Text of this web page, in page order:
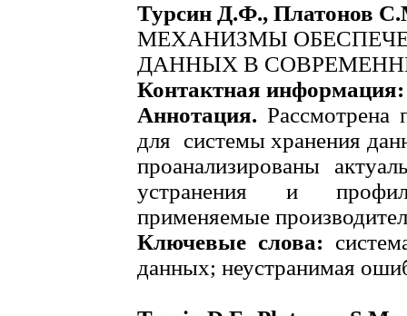
Турсин Д.Ф., Платонов
МЕХАНИЗМЫ
ДАННЫХ В
Контактная
Аннотация. Рассмотрена
для системы хранения
проанализированы
устранения и
применяемые
Ключевые слова:
данных; неустранимая